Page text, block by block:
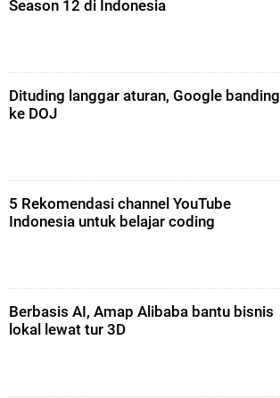
Season 12 di Indonesia
Dituding langgar aturan, Google banding
ke DOJ
5 Rekomendasi channel YouTube
Indonesia untuk belajar coding
Berbasis AI, Amap Alibaba bantu bisnis
lokal lewat tur 3D